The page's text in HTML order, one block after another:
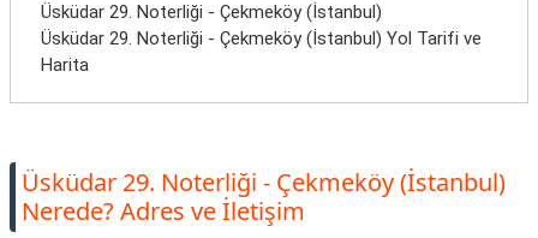
Üsküdar 29. Noterliği - Çekmeköy (İstanbul)
Üsküdar 29. Noterliği - Çekmeköy (İstanbul) Yol Tarifi ve
Harita
Üsküdar 29. Noterliği - Çekmeköy (İstanbul)
Nerede? Adres ve İletişim